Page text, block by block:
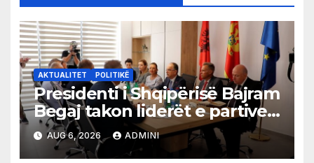
AKTUALITET POLITIKË
Presidenti i Shqipërisë Bajram
Begaj takon liderët e partive
shqiptare në Ulqin
AUG 6, 2026 ADMINI